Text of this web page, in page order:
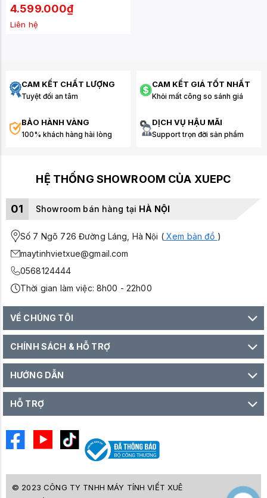
4.599.000₫
Liên hệ
CAM KẾT CHẤT LƯỢNG
Tuyệt đối an tâm
CAM KẾT GIÁ TỐT NHẤT
Khỏi mất công so sánh giá
BẢO HÀNH VÀNG
100% khách hàng hài lòng
DỊCH VỤ HẬU MÃI
Support trọn đời sản phẩm
HỆ THỐNG SHOWROOM CỦA XUEPC
01 Showroom bán hàng tại HÀ NỘI
Số 7 Ngõ 726 Đường Láng, Hà Nội (Xem bản đồ )
maytinhvietxue@gmail.com
0568124444
Thời gian làm việc: 8h00 - 22h00
VỀ CHÚNG TÔI
CHÍNH SÁCH & HỖ TRỢ
HƯỚNG DẪN
HỖ TRỢ
© 2023 CÔNG TY TNHH MÁY TÍNH VIẾT XUÊ